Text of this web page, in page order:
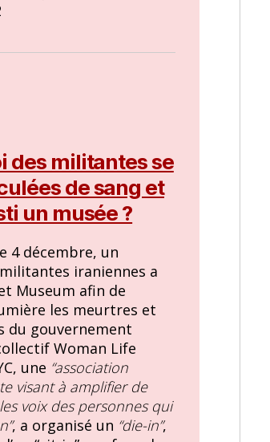
des militantes se
de sang et
un musée ?
4 décembre, un
iraniennes a
Museum afin de
les meurtres et
du gouvernement
Woman Life
une “association
visant à amplifier de
voix des personnes qui
, a organisé un “die-in”,